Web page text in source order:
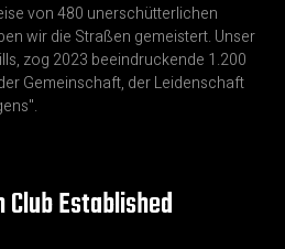
von 480 unerschütterlichen
wir die Straßen gemeistert. Unser
zog 2023 beeindruckende 1.200
Gemeinschaft, der Leidenschaft
Established